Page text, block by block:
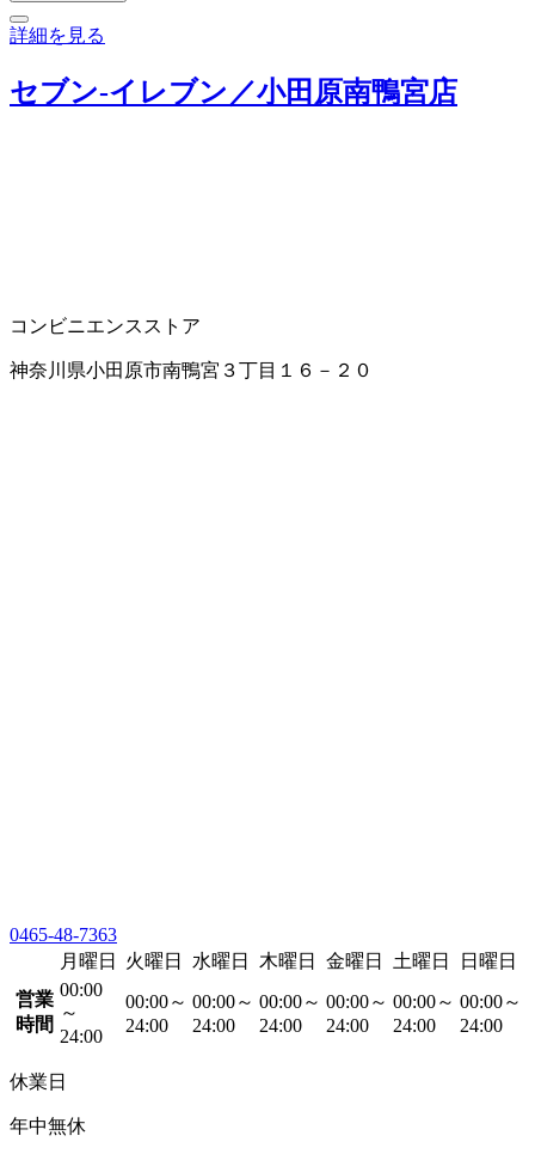
詳細を見る
セブン‐イレブン／小田原南鴨宮店
コンビニエンスストア
神奈川県小田原市南鴨宮３丁目１６－２０
0465-48-7363
月曜日
火曜日 水曜日 木曜日 金曜日 土曜日
日曜日
営業
時間
00:00
～
24:00
00:00～
24:00
00:00～
24:00
00:00～
24:00
00:00～
24:00
00:00～
24:00
00:00～
24:00
休業日
年中無休